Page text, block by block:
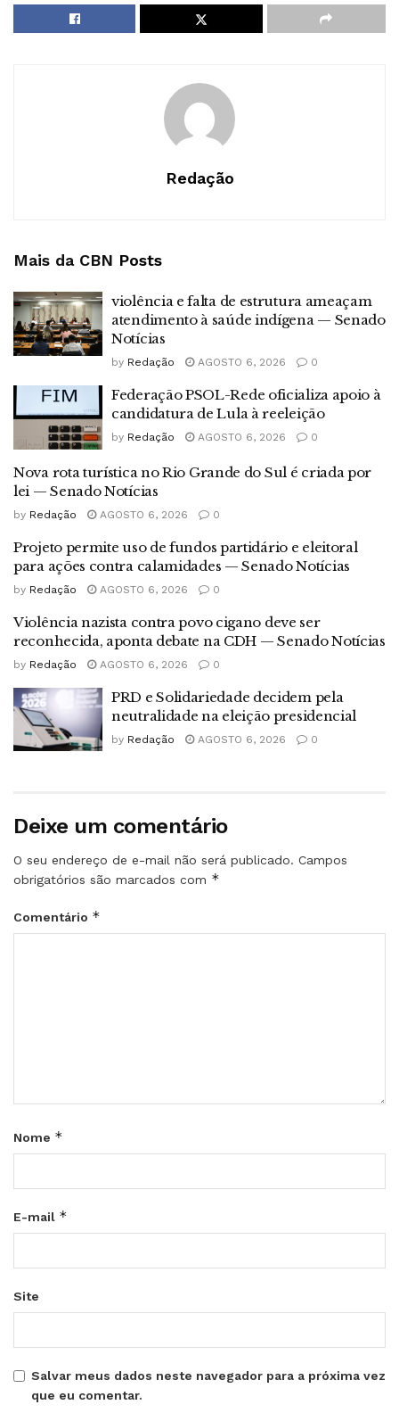
Redação
Mais da CBN Posts
violência e falta de estrutura ameaçam
atendimento à saúde indígena — Senado
Notícias
by Redação AGOSTO 6, 2026 0
Federação PSOL-Rede oficializa apoio à
candidatura de Lula à reeleição
by Redação AGOSTO 6, 2026 0
Nova rota turística no Rio Grande do Sul é criada por
lei — Senado Notícias
by Redação AGOSTO 6, 2026 0
Projeto permite uso de fundos partidário e eleitoral
para ações contra calamidades — Senado Notícias
by Redação AGOSTO 6, 2026 0
Violência nazista contra povo cigano deve ser
reconhecida, aponta debate na CDH — Senado Notícias
by Redação AGOSTO 6, 2026 0
PRD e Solidariedade decidem pela
neutralidade na eleição presidencial
by Redação AGOSTO 6, 2026 0
Deixe um comentário
O seu endereço de e-mail não será publicado. Campos
obrigatórios são marcados com *
Comentário *
Nome *
E-mail *
Site
Salvar meus dados neste navegador para a próxima vez
que eu comentar.